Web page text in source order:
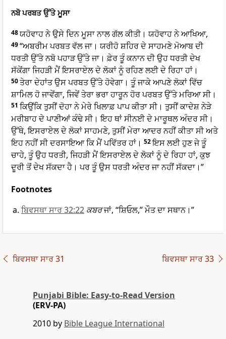
ਨਬੋ ਪਰਬਤ ਉੱਤੇ ਮੂਸਾ
48ਯਹੋਵਾਹ ਨੇ ਉਸੇ ਦਿਨ ਮੂਸਾ ਨਾਲ ਗੱਲ ਕੀਤੀ। ਯਹੋਵਾਹ ਨੇ ਆਖਿਆ,
49“ਅਬਰੀਮ ਪਰਬਤ ਵੱਲ ਜਾ। ਯਰੀਹੋ ਸ਼ਹਿਰ ਦੇ ਸਾਹਮਣੇ ਮੋਆਬ ਦੀ
ਧਰਤੀ ਉੱਤੇ ਨਬੋ ਪਹਾੜ ਉੱਤੇ ਜਾ। ਫ਼ੇਰ ਤੂੰ ਕਨਾਨ ਦੀ ਉਹ ਧਰਤੀ ਦੇਖ
ਸੱਕੇਂਗਾ ਜਿਹੜੀ ਮੈਂ ਇਸਰਾਏਲ ਦੇ ਲੋਕਾਂ ਨੂੰ ਰਹਿਣ ਲਈ ਦੇ ਰਿਹਾ ਹਾਂ।
50ਤੇਰਾ ਦੇਹਾਂਤ ਉਸ ਪਰਬਤ ਉੱਤੇ ਹੋਵੇਗਾ। ਤੂੰ ਜਾਕੇ ਆਪਣੇ ਲੋਕਾਂ ਵਿੱਚ
ਸ਼ਾਮਿਲ ਹੋ ਜਾਵੇਂਗਾ, ਜਿਵੇਂ ਤੇਰਾ ਭਰਾ ਹਾਰੂਨ ਹੋਰ ਪਰਬਤ ਉੱਤੇ ਮਰਿਆ ਸੀ।
51 ਕਿਉਂਕਿ ਤੁਸੀਂ ਦੋਹਾ ਨੇ ਮੇਰੇ ਖਿਲਾਫ਼ ਪਾਪ ਕੀਤਾ ਸੀ। ਤੁਸੀਂ ਕਾਦੇਸ਼ ਨੇੜੇ
ਮਰੀਬਾਹ ਦੇ ਪਾਣੀਆਂ ਕੰਢੇ ਸੀ। ਇਹ ਥਾਂ ਸੀਨਈ ਦੇ ਮਾਰੂਥਲ ਅੰਦਰ ਸੀ।
ਉੱਥੇ, ਇਸਰਾਏਲ ਦੇ ਲੋਕਾਂ ਸਾਹਮਣੇ, ਤੁਸੀਂ ਮੇਰਾ ਆਦਰ ਨਹੀਂ ਕੀਤਾ ਸੀ ਅਤੇ
ਇਹ ਨਹੀਂ ਸੀ ਦਰਸਾਇਆ ਕਿ ਮੈਂ ਪਵਿੱਤਰ ਹਾਂ। 52ਇਸ ਲਈ ਹੁਣ ਜੇ ਤੂੰ
ਚਾਹੇ, ਤੂੰ ਉਹ ਧਰਤੀ, ਜਿਹੜੀ ਮੈਂ ਇਸਰਾਏਲ ਦੇ ਲੋਕਾਂ ਨੂੰ ਦੇ ਰਿਹਾ ਹਾਂ, ਕੁਝ
ਦੂਰੀ ਤੋਂ ਦੇਖ ਸੱਕਦਾ ਹੈ। ਪਰ ਤੂੰ ਉਸ ਧਰਤੀ ਅੰਦਰ ਜਾ ਨਹੀਂ ਸੱਕਦਾ।”
Footnotes
ਬਿਵਸਥਾ ਸਾਰ 32:22 ਕਬਰਜਾਂ, “ਸ਼ਿਓਲ,” ਮੌਤ ਦਾ ਸਥਾਨ।”
ਬਿਵਸਥਾ ਸਾਰ 31 ਬਿਵਸਥਾ ਸਾਰ 33
Punjabi Bible: Easy-to-Read Version
(ERV-PA)
2010 by Bible League International